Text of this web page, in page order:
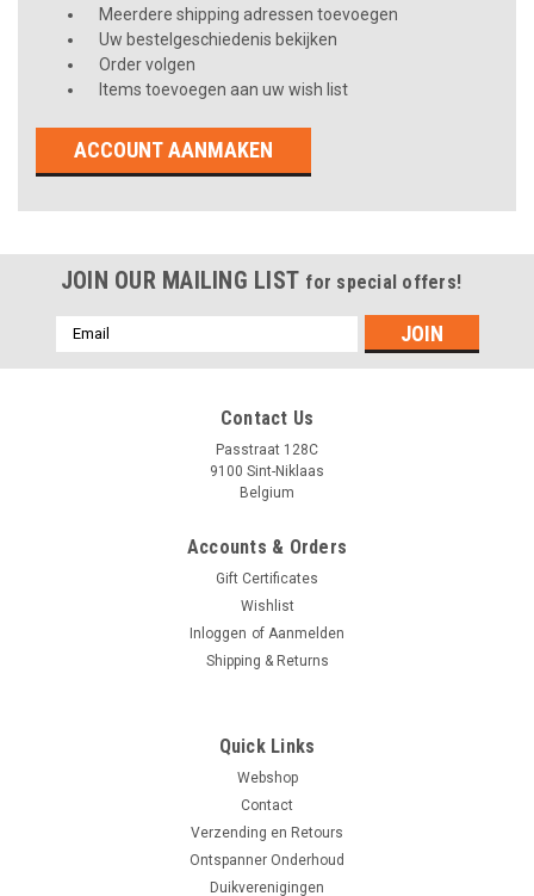
Meerdere shipping adressen toevoegen
Uw bestelgeschiedenis bekijken
Order volgen
Items toevoegen aan uw wish list
ACCOUNT AANMAKEN
JOIN OUR MAILING LIST for special offers!
Emailadres
Contact Us
Passtraat 128C
9100 Sint-Niklaas
Belgium
Accounts & Orders
Gift Certificates
Wishlist
Inloggen of Aanmelden
Shipping & Returns
Quick Links
Webshop
Contact
Verzending en Retours
Ontspanner Onderhoud
Duikverenigingen